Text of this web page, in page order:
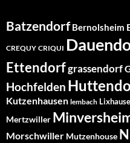
Batzendorf Bernolsheim
CREQUY CRIQUI
Ettendorfgrassendorf
Hochfelden
Kutzenhausen lembach
Mertzwiller
Morschwiller Mutzenhouse